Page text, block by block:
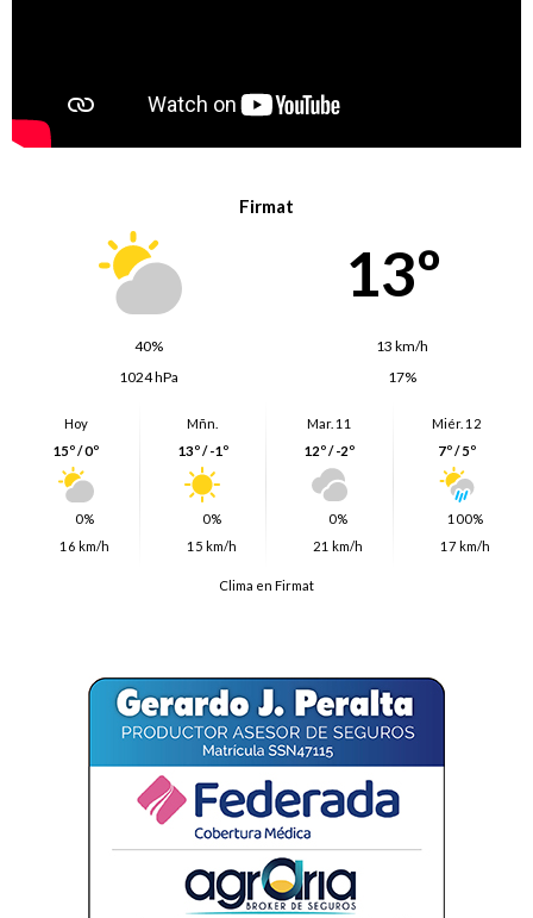
Firmat
13º
40%
13 km/h
1024 hPa
17%
Hoy
15º / 0º
0%
16 km/h
Mñn.
13º / -1º
0%
15 km/h
Mar. 11
12º / -2º
0%
21 km/h
Miér. 12
7º / 5º
100%
17 km/h
Clima en Firmat